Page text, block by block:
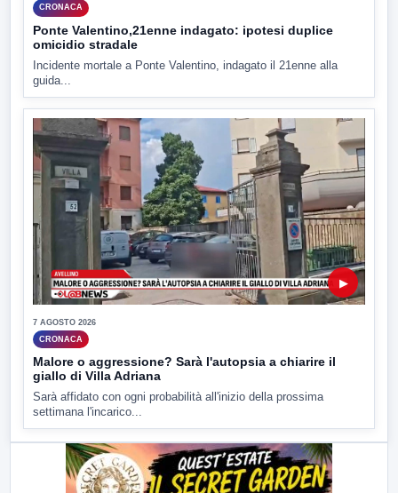
CRONACA
Ponte Valentino,21enne indagato: ipotesi duplice
omicidio stradale
Incidente mortale a Ponte Valentino, indagato il 21enne alla
guida...
▶
7 AGOSTO 2026
CRONACA
Malore o aggressione? Sarà l'autopsia a chiarire il
giallo di Villa Adriana
Sarà affidato con ogni probabilità all'inizio della prossima
settimana l'incarico...